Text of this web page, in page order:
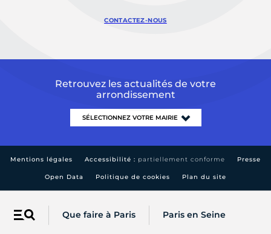
Menu Que faire à Paris Paris en Seine
CONTACTEZ-NOUS
Retrouvez les actualités de votre
arrondissement
Mentions légales Accessibilité : partiellement conforme Presse
Open Data Politique de cookies Plan du site